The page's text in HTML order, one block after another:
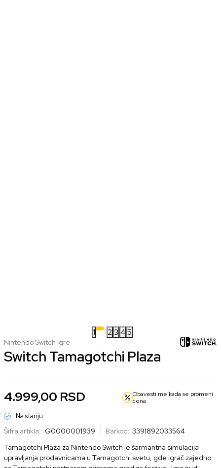
1 2 3 4 5
Nintendo Switch igre
Switch Tamagotchi Plaza
4.999,00 RSD
Obavesti me kada se promeni
cena
Na stanju
Šifra artikla: G0000001939 Barkod: 3391892033564
Tamagotchi Plaza za Nintendo Switch je šarmantna simulacija
upravljanja prodavnicama u Tamagotchi svetu, gde igrač zajedno